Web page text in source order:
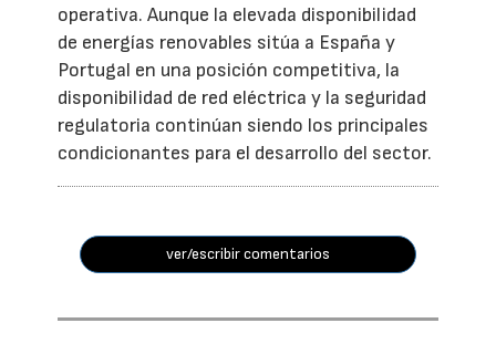
operativa. Aunque la elevada disponibilidad
de energías renovables sitúa a España y
Portugal en una posición competitiva, la
disponibilidad de red eléctrica y la seguridad
regulatoria continúan siendo los principales
condicionantes para el desarrollo del sector.
ver/escribir comentarios